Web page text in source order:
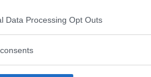
Data Processing Opt Outs
att bli ny favorit”